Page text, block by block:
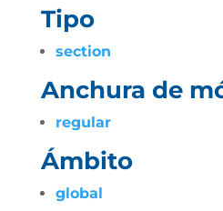
Tipo
section
Anchura de
regular
Ámbito
global